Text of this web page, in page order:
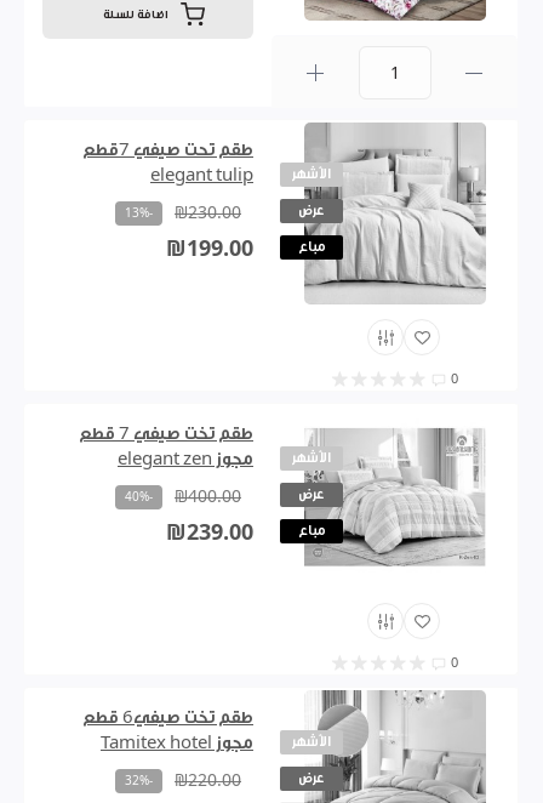
اضافة للسلة
الأشهر
عرض
مباع
0
طقم تحت صيفي 7قطع
elegant tulip
₪230.00
-13%
₪199.00
الأشهر
عرض
مباع
0
طقم تخت صيفي 7 قطع
مجوز elegant zen
₪400.00
-40%
₪239.00
الأشهر
عرض
طقم تخت صيفي6 قطع
مجوز Tamitex hotel
₪220.00
-32%